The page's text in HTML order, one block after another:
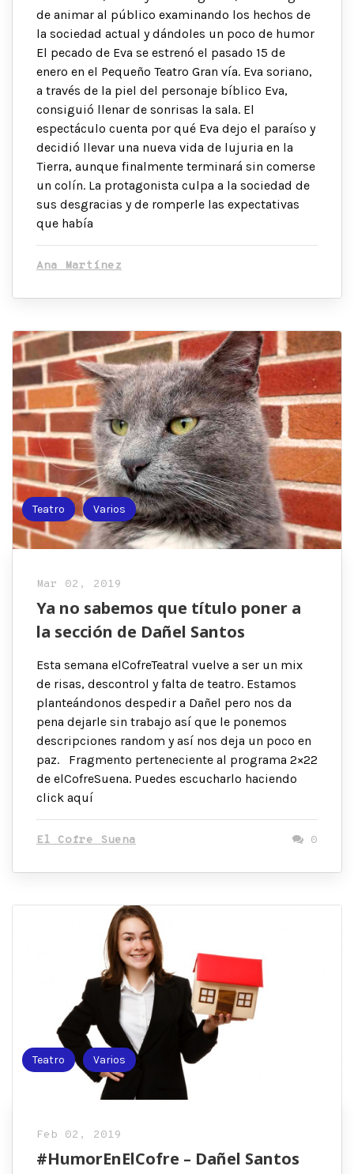
de animar al público examinando los hechos de
la sociedad actual y dándoles un poco de humor
El pecado de Eva se estrenó el pasado 15 de
enero en el Pequeño Teatro Gran vía. Eva soriano,
a través de la piel del personaje bíblico Eva,
consiguió llenar de sonrisas la sala. El
espectáculo cuenta por qué Eva dejo el paraíso y
decidió llevar una nueva vida de lujuria en la
Tierra, aunque finalmente terminará sin comerse
un colín. La protagonista culpa a la sociedad de
sus desgracias y de romperle las expectativas
que había
Ana Martínez
Teatro Varios
Mar 02, 2019
Ya no sabemos que título poner a
la sección de Dañel Santos
Esta semana elCofreTeatral vuelve a ser un mix
de risas, descontrol y falta de teatro. Estamos
planteándonos despedir a Dañel pero nos da
pena dejarle sin trabajo así que le ponemos
descripciones random y así nos deja un poco en
paz. Fragmento perteneciente al programa 2×22
de elCofreSuena. Puedes escucharlo haciendo
click aquí
El Cofre Suena 0
Teatro Varios
Feb 02, 2019
#HumorEnElCofre – Dañel Santos